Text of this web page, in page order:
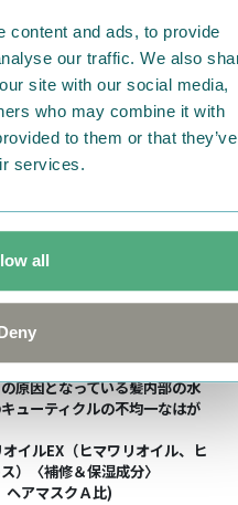
content and ads, to provide
our traffic. We also
site with our social media,
who may combine it with
to them or that they’ve
services.
all
himawari/special/
式Instagram↓
原因となっている髪内部の水
ューティクルの不均一なはが
イルEX（ヒマワリオイル、ヒ
）〈補修＆保湿成分〉
アマスクＡ比)